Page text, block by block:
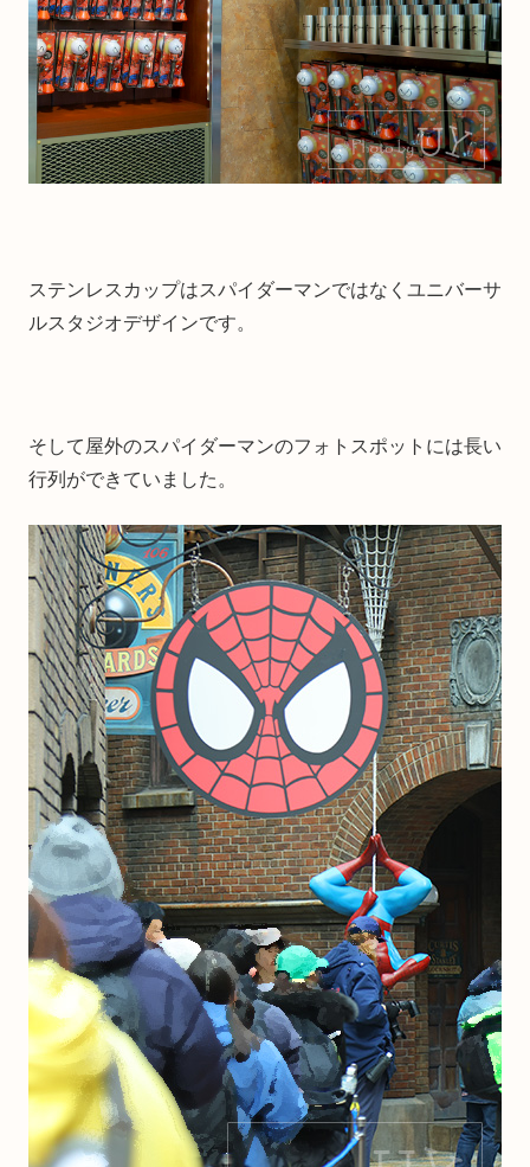
ステンレスカップはスパイダーマンではなくユニバーサ
ルスタジオデザインです。
そして屋外のスパイダーマンのフォトスポットには長い
行列ができていました。